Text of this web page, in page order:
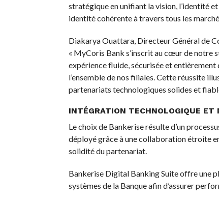
stratégique en unifiant la vision, l’identité
identité cohérente à travers tous les
Diakarya Ouattara, Directeur Général de
« MyCoris Bank s’inscrit au cœur de notre
expérience fluide, sécurisée et
l’ensemble de nos filiales. Cette réussite
partenariats technologiques solides et
INTÉGRATION TECHNOLOGIQUE ET
Le choix de Bankerise résulte d’un
déployé grâce à une collaboration étroite
solidité du partenariat.
Bankerise Digital Banking Suite offre une
systèmes de la Banque afin d’assurer